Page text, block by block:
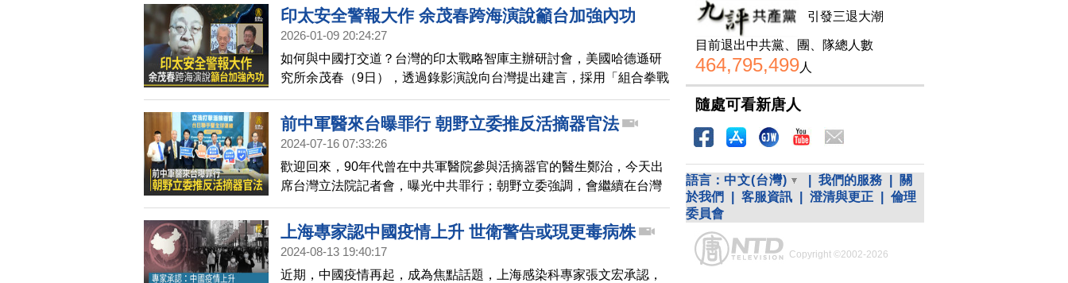
台灣應如何妥善因應？」近期，外界聚焦中共2027年可能進犯台灣的
威脅，學者分析當前國際局勢，也點出中共目前內外交困的窘境。
印太安全警報大作 余茂春跨海演說籲台加強內功
2026-01-09 20:24:27
如何與中國打交道？台灣的印太戰略智庫主辦研討會，美國哈德遜研
究所余茂春（9日），透過錄影演說向台灣提出建言，採用「組合拳戰
略」，並防守好內部民主制度，讓中共沒辦法鑽漏洞。
前中軍醫來台曝罪行 朝野立委推反活摘器官法
2024-07-16 07:33:26
歡迎回來，90年代曾在中共軍醫院參與活摘器官的醫生鄭治，今天出
席台灣立法院記者會，曝光中共罪行；朝野立委強調，會繼續在台灣
推動制定「打擊及防制活摘器官法」，美國、日本議員也錄影片表達
支持，共建法律防火牆。
上海專家認中國疫情上升 世衛警告或現更毒病株
2024-08-13 19:40:17
近期，中國疫情再起，成為焦點話題，上海感染科專家張文宏承認，
引發三退大潮
目前退出中共黨、團、隊總人數
464,795,499人
隨處可看新唐人
語言： 中文(台灣) 我們的服務
關
於我們
客服資訊 澄清與更正
倫理
委員會
Copyright ©2002-2026